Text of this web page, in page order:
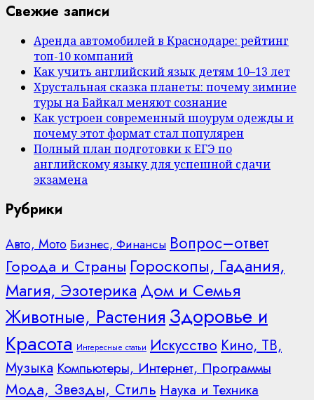
Свежие записи
Аренда автомобилей в Краснодаре: рейтинг
топ-10 компаний
Как учить английский язык детям 10–13 лет
Хрустальная сказка планеты: почему зимние
туры на Байкал меняют сознание
Как устроен современный шоурум одежды и
почему этот формат стал популярен
Полный план подготовки к ЕГЭ по
английскому языку для успешной сдачи
экзамена
Рубрики
Авто, Мото Бизнес, Финансы Вопрос–ответ
Города и Страны Гороскопы, Гадания,
Магия, Эзотерика Дом и Семья
Животные, Растения Здоровье и
Красота Интересные статьи Искусство Кино, ТВ,
Музыка Компьютеры, Интернет, Программы
Мода, Звезды, Стиль Наука и Техника